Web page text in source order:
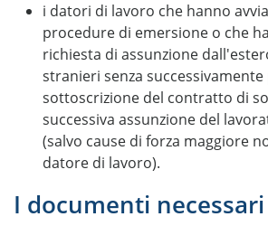
i datori di lavoro che hanno
procedure di emersione o che
richiesta di assunzione
stranieri senza
sottoscrizione del contratto di
successiva assunzione del
(salvo cause di forza maggiore
datore di lavoro).
I documenti necessari